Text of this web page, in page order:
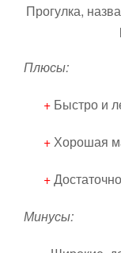
Прогулка,
Плюсы:
+ Быстро и
+ Хорошая
+
Минусы: